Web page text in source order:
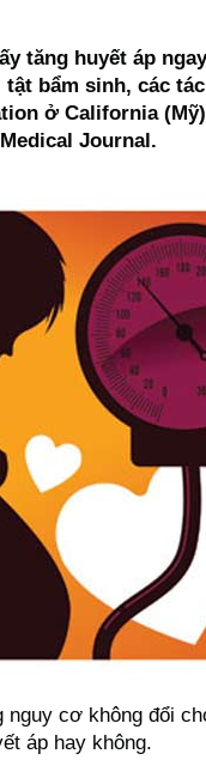
tăng huyết áp
bẩm sinh, các
ở California
Journal.
nguy cơ không đổi
áp hay không.